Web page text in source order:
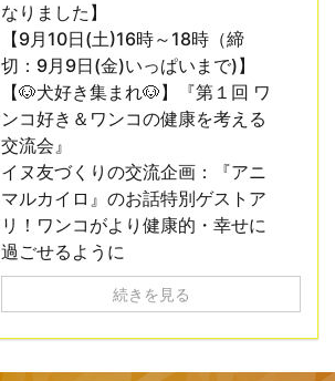
なりました】
【9月10日(土)16時～18時（締
切：9月9日(金)いっぱいまで)】
【🐶犬好き集まれ🐶】『第１回 ワ
ンコ好き＆ワンコの健康を考える
交流会』
イヌ友づくりの交流企画：『アニ
マルカイロ』のお話特別ゲストア
リ！ワンコがより健康的・幸せに
過ごせるように
続きを見る